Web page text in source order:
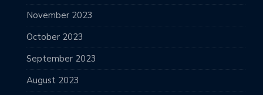
November 2023
October 2023
September 2023
August 2023